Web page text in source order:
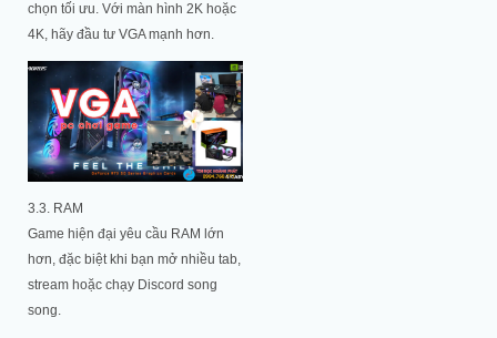
chọn tối ưu. Với màn hình 2K hoặc
4K, hãy đầu tư VGA mạnh hơn.
3.3. RAM
Game hiện đại yêu cầu RAM lớn
hơn, đặc biệt khi bạn mở nhiều tab,
stream hoặc chạy Discord song
song.